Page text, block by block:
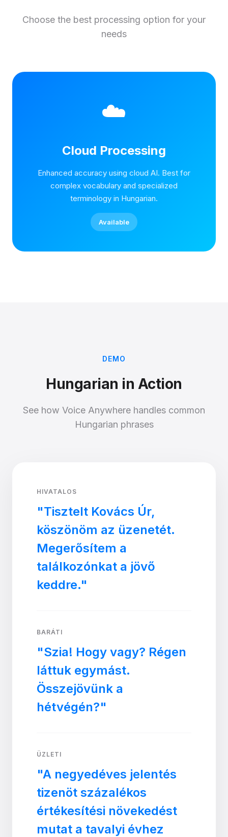
Choose the best processing option for your
needs
☁️
Cloud Processing
Enhanced accuracy using cloud AI. Best for
complex vocabulary and specialized
terminology in Hungarian.
Available
DEMO
Hungarian in Action
See how Voice Anywhere handles common
Hungarian phrases
HIVATALOS
"Tisztelt Kovács Úr,
köszönöm az üzenetét.
Megerősítem a
találkozónkat a jövő
keddre."
BARÁTI
"Szia! Hogy vagy? Régen
láttuk egymást.
Összejövünk a
hétvégén?"
ÜZLETI
"A negyedéves jelentés
tizenöt százalékos
értékesítési növekedést
mutat a tavalyi évhez